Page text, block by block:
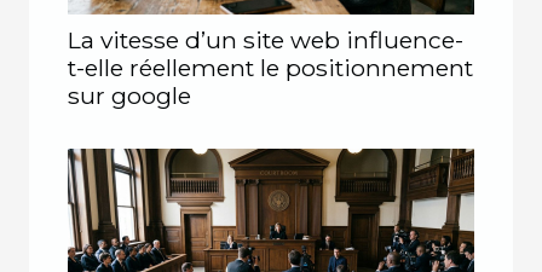
La vitesse d’un site web influence-
t-elle réellement le positionnement
sur google